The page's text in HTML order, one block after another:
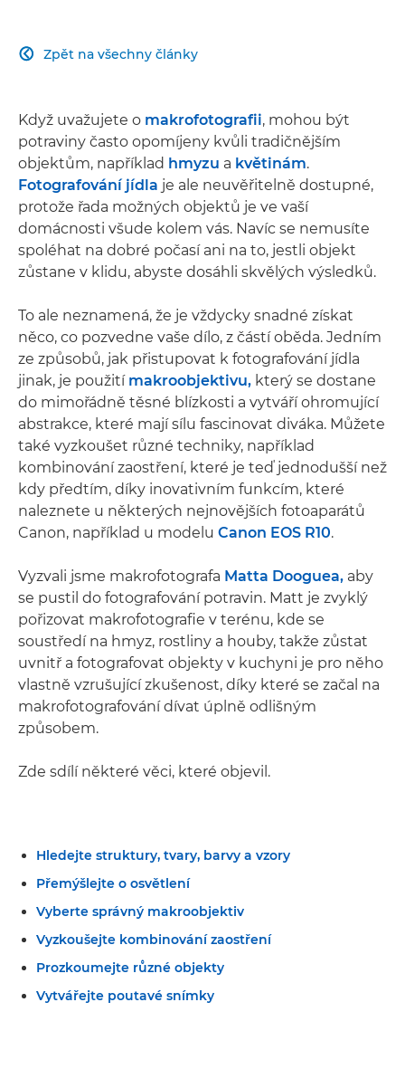
Zpět na všechny články

Když uvažujete o makrofotografii, mohou být
potraviny často opomíjeny kvůli tradičnějším
objektům, například hmyzu a květinám.
Fotografování jídla je ale neuvěřitelně dostupné,
protože řada možných objektů je ve vaší
domácnosti všude kolem vás. Navíc se nemusíte
spoléhat na dobré počasí ani na to, jestli objekt
zůstane v klidu, abyste dosáhli skvělých výsledků.
To ale neznamená, že je vždycky snadné získat
něco, co pozvedne vaše dílo, z částí oběda. Jedním
ze způsobů, jak přistupovat k fotografování jídla
jinak, je použití makroobjektivu, který se dostane
do mimořádně těsné blízkosti a vytváří ohromující
abstrakce, které mají sílu fascinovat diváka. Můžete
také vyzkoušet různé techniky, například
kombinování zaostření, které je teď jednodušší než
kdy předtím, díky inovativním funkcím, které
naleznete u některých nejnovějších fotoaparátů
Canon, například u modelu Canon EOS R10.
Vyzvali jsme makrofotografa Matta Dooguea, aby
se pustil do fotografování potravin. Matt je zvyklý
pořizovat makrofotografie v terénu, kde se
soustředí na hmyz, rostliny a houby, takže zůstat
uvnitř a fotografovat objekty v kuchyni je pro něho
vlastně vzrušující zkušenost, díky které se začal na
makrofotografování dívat úplně odlišným
způsobem.
Zde sdílí některé věci, které objevil.
Hledejte struktury, tvary, barvy a vzory
Přemýšlejte o osvětlení
Vyberte správný makroobjektiv
Vyzkoušejte kombinování zaostření
Prozkoumejte různé objekty
Vytvářejte poutavé snímky